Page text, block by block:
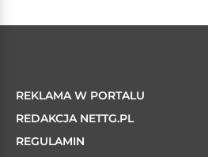
REKLAMA W PORTALU
REDAKCJA NETTG.PL
REGULAMIN